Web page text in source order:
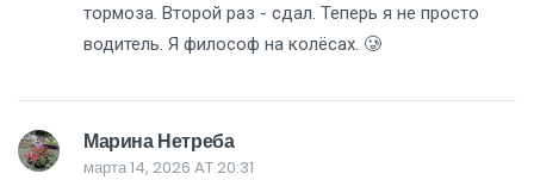
тормоза. Второй раз - сдал. Теперь я не просто
водитель. Я философ на колёсах. 🥲
Марина Нетреба
марта 14, 2026 AT 20:31